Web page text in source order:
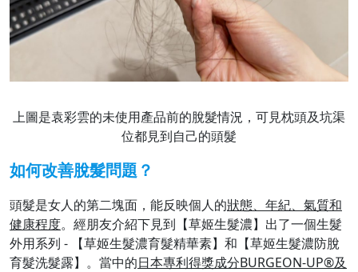
上圖是袁彩雲的未使用產品前的脫髮情況，可見枕頭及坑渠
位都見到自己的頭髮
如何改善脫髮問題？
頭髮是女人的第二塊面，能反映個人的狀態、年紀、氣質和
健康程度。經朋友介紹下見到【草姬生髮濃】出了一個生髮
外用系列 - 【草姬生髮濃育髮精華素】和【草姬生髮濃防脫
育髮洗髮露】。當中的日本專利得獎成分BURGEON-UP®及